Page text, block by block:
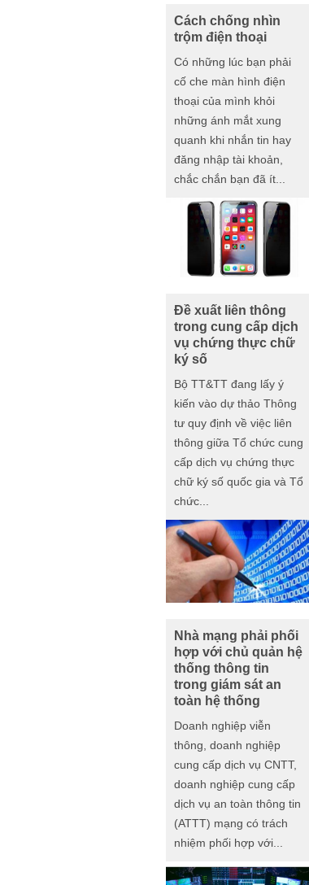
Cách chống nhìn
trộm điện thoại
Có những lúc bạn phải
cố che màn hình điện
thoại của mình khỏi
những ánh mắt xung
quanh khi nhắn tin hay
đăng nhập tài khoản,
chắc chắn bạn đã ít...
Đề xuất liên thông
trong cung cấp dịch
vụ chứng thực chữ
ký số
Bộ TT&TT đang lấy ý
kiến vào dự thảo Thông
tư quy định về việc liên
thông giữa Tổ chức cung
cấp dịch vụ chứng thực
chữ ký số quốc gia và Tổ
chức...
Nhà mạng phải phối
hợp với chủ quản hệ
thống thông tin
trong giám sát an
toàn hệ thống
Doanh nghiệp viễn
thông, doanh nghiệp
cung cấp dịch vụ CNTT,
doanh nghiệp cung cấp
dịch vụ an toàn thông tin
(ATTT) mạng có trách
nhiệm phối hợp với...